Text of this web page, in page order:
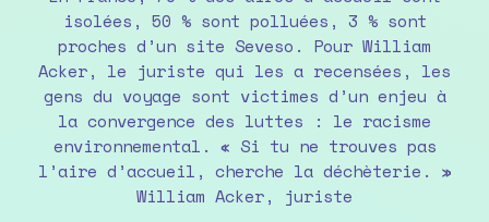
isolées, 50 % sont polluées, 3 % sont
proches d’un site Seveso. Pour William
Acker, le juriste qui les a recensées, les
gens du voyage sont victimes d’un enjeu à
la convergence des luttes : le racisme
environnemental. « Si tu ne trouves pas
l’aire d’accueil, cherche la déchèterie. »
William Acker, juriste